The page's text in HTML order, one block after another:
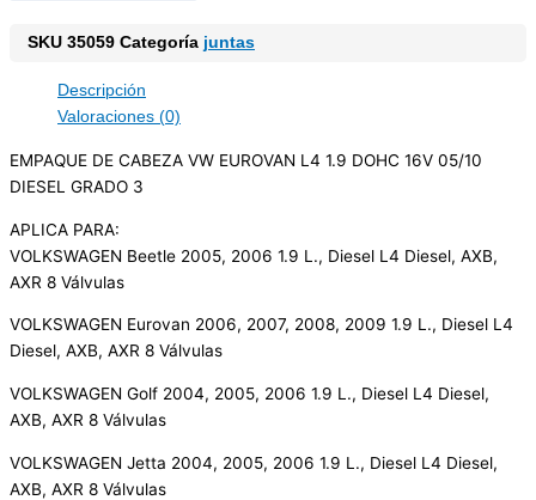
SKU 35059 Categoría juntas
Descripción
Valoraciones (0)
EMPAQUE DE CABEZA VW EUROVAN L4 1.9 DOHC 16V 05/10
DIESEL GRADO 3
APLICA PARA:
VOLKSWAGEN Beetle 2005, 2006 1.9 L., Diesel L4 Diesel, AXB,
AXR 8 Válvulas
VOLKSWAGEN Eurovan 2006, 2007, 2008, 2009 1.9 L., Diesel L4
Diesel, AXB, AXR 8 Válvulas
VOLKSWAGEN Golf 2004, 2005, 2006 1.9 L., Diesel L4 Diesel,
AXB, AXR 8 Válvulas
VOLKSWAGEN Jetta 2004, 2005, 2006 1.9 L., Diesel L4 Diesel,
AXB, AXR 8 Válvulas